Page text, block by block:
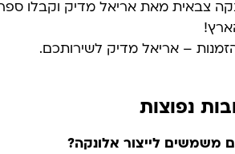
צבאית מאת אריאל מדיק וקבלו
– אריאל מדיק לשירותכם.
נפוצות
משמשים לייצור אלונקה?